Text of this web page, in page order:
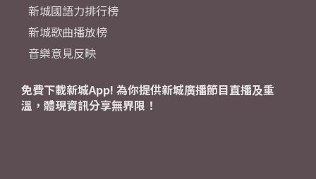
新城國語力排行榜
新城歌曲播放榜
音樂意見反映
免費下載新城App! 為你提供新城廣播節目直播及重
溫，體現資訊分享無界限！